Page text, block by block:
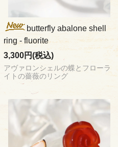
butterfly abalone shell
ring - fluorite
3,300円(税込)
アヴァロンシェルの蝶とフローラ
イトの薔薇のリング